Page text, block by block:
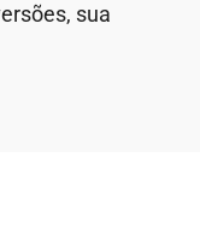
sua